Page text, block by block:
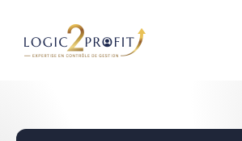
contenu